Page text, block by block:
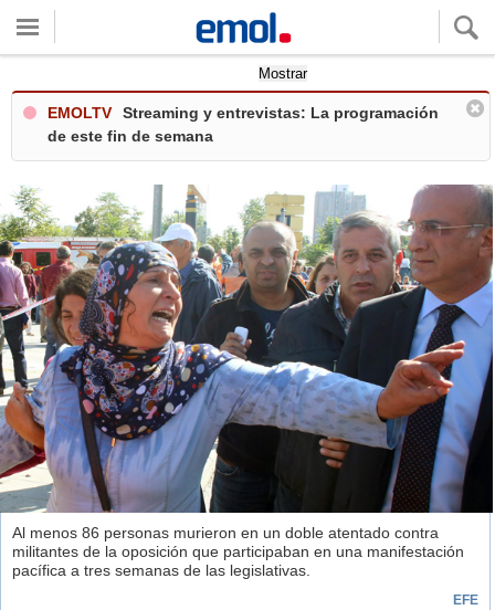
Mostrar
EMOLTV
Streaming y entrevistas: La programación
de este fin de semana
Al menos 86 personas murieron en un doble atentado contra
militantes de la oposición que participaban en una manifestación
pacífica a tres semanas de las legislativas.
EFE